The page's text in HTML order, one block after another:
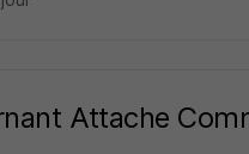
Attache